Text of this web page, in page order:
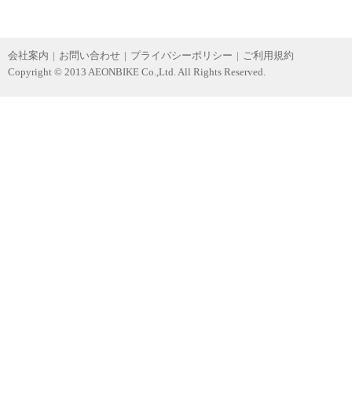
会社案内 | お問い合わせ | プライバシーポリシー | ご利用規約
Copyright © 2013 AEONBIKE Co.,Ltd. All Rights Reserved.